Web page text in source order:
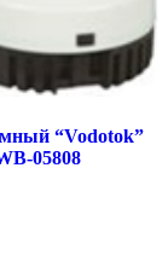
“Vodotok”
05808